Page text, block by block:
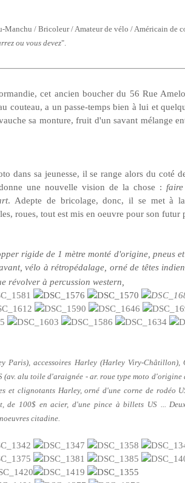
Manchu / Bricoleur / Amateur de vélo / Américain de
ou vous devez".
cet ancien boucher du 56 Rue
couteau, a un passe-temps bien à lui et
sa monture, fruit d'un savant mélange
dans sa jeunesse, il se range alors du coté
une nouvelle vision de la chose :
. Adepte de bricolage, donc, il se met à
roues, tout est mis en oeuvre pour son futur
rigide de 1 mètre monté d'origine, pneus
vélo à rétropédalage, orné de têtes
révolver à percussion western,
Paris), accessoires Harley (Harley Viry-Châtillon),
alu toile d'araignée - ar. roue type moto d'origine
et clignotants Harley, ornéd'une corne de rodéo
de 100$ en acier, d'une pince à billets US ...
citadine.